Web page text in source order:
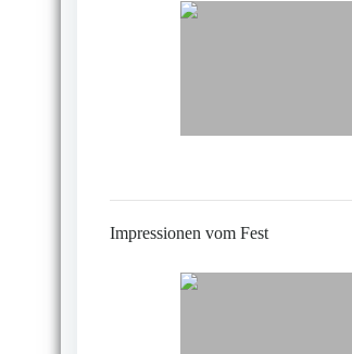
Impressionen vom Fest